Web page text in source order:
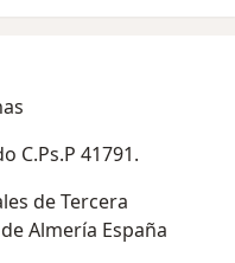
C.Ps.P 41791.
de Tercera
Almería España